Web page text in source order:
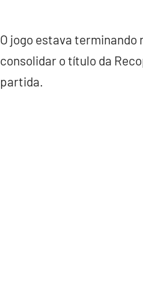
O jogo estava
consolidar o título da
partida.